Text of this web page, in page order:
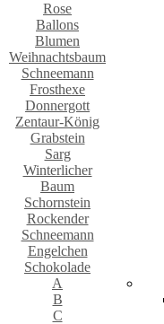
Rose
Ballons
Blumen
Weihnachtsbaum
Schneemann
Frosthexe
Donnergott
Zentaur-König
Grabstein
Sarg
Winterlicher
Baum
Schornstein
Rockender
Schneemann
Engelchen
Schokolade
A
B
C